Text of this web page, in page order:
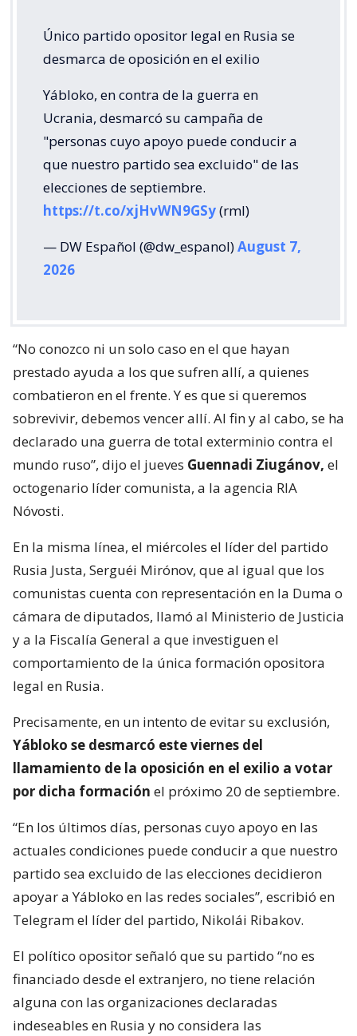
Único partido opositor legal en Rusia se
desmarca de oposición en el exilio
Yábloko, en contra de la guerra en
Ucrania, desmarcó su campaña de
"personas cuyo apoyo puede conducir a
que nuestro partido sea excluido" de las
elecciones de septiembre.
https://t.co/xjHvWN9GSy(rml)
— DW Español (@dw_espanol)August 7,
2026
“No conozco ni un solo caso en el que hayan
prestado ayuda a los que sufren allí, a quienes
combatieron en el frente. Y es que si queremos
sobrevivir, debemos vencer allí. Al fin y al cabo, se ha
declarado una guerra de total exterminio contra el
mundo ruso”, dijo el jueves Guennadi Ziugánov, el
octogenario líder comunista, a la agencia RIA
Nóvosti.
En la misma línea, el miércoles el líder del partido
Rusia Justa, Serguéi Mirónov, que al igual que los
comunistas cuenta con representación en la Duma o
cámara de diputados, llamó al Ministerio de Justicia
y a la Fiscalía General a que investiguen el
comportamiento de la única formación opositora
legal en Rusia.
Precisamente, en un intento de evitar su exclusión,
Yábloko se desmarcó este viernes del
llamamiento de la oposición en el exilio a votar
por dicha formación el próximo 20 de septiembre.
“En los últimos días, personas cuyo apoyo en las
actuales condiciones puede conducir a que nuestro
partido sea excluido de las elecciones decidieron
apoyar a Yábloko en las redes sociales”, escribió en
Telegram el líder del partido, Nikolái Ribakov.
El político opositor señaló que su partido “no es
financiado desde el extranjero, no tiene relación
alguna con las organizaciones declaradas
indeseables en Rusia y no considera las